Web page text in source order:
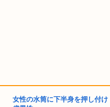
女性の水筒に下半身を押し付